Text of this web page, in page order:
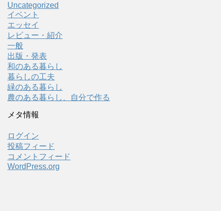
Uncategorized
イベント
エッセイ
レビュー・紹介
一般
出版・発表
和のある暮らし
暮らしの工夫
緑のある暮らし
農のある暮らし、自分で作る
メタ情報
ログイン
投稿フィード
コメントフィード
WordPress.org